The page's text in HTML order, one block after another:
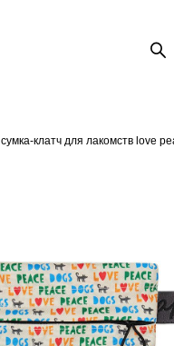
cумка-клатч для лакомств love